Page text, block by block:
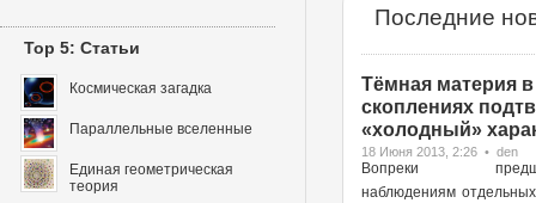
Последние
Тёмная материя в
скоплениях
«холодный»
18 Июня 2013, 2:26 • den
Вопреки
наблюдениям
Top 5: Статьи
Космическая загадка
Параллельные вселенные
Единая геометрическая
теория